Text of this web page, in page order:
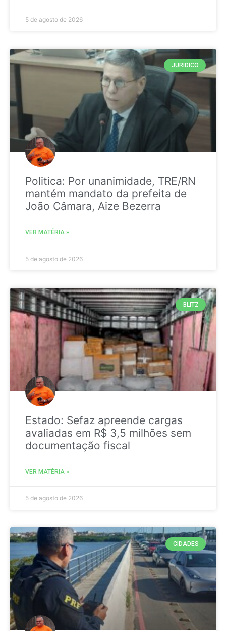
5 de agosto de 2026
JURIDICO
Politica: Por unanimidade, TRE/RN
mantém mandato da prefeita de
João Câmara, Aize Bezerra
VER MATÉRIA »
5 de agosto de 2026
BLITZ
Estado: Sefaz apreende cargas
avaliadas em R$ 3,5 milhões sem
documentação fiscal
VER MATÉRIA »
5 de agosto de 2026
CIDADES